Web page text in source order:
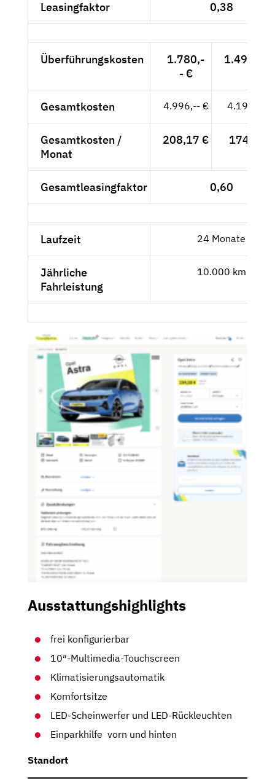
Leasingfaktor 0,38
Überführungskosten
1.780,-
- €
1.495,80
Gesamtkosten 4.996,-- € 4.198,32
Gesamtkosten /
Monat
208,17 € 174,93 €
Gesamtleasingfaktor 0,60
Laufzeit 24 Monate
Jährliche
Fahrleistung
10.000 km
Ausstattungshighlights
frei konfigurierbar
10″-Multimedia-Touchscreen
Klimatisierungsautomatik
Komfortsitze
LED-Scheinwerfer und LED-Rückleuchten
Einparkhilfe vorn und hinten
Standort